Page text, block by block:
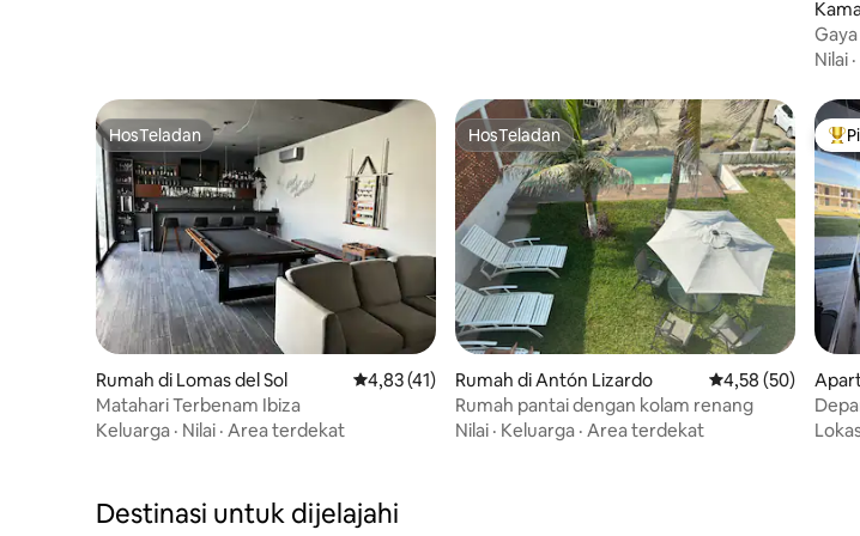
o
Nilai ·
HosTeladan
HosTeladan
Rumah di Lomas del Sol Nilai rata-rata 4,83 dari 5, 41 ulasan
4,83 (41)
Matahari Terbenam Ibiza
Keluarga · Nilai · Area terdekat
HosTeladan
HosTeladan
Rumah di Antón Lizardo Nilai rata-rata
4,58 (50)
Rumah pantai dengan kolam renang
Nilai · Keluarga · Area terdekat
Destinasi untuk dijelajahi